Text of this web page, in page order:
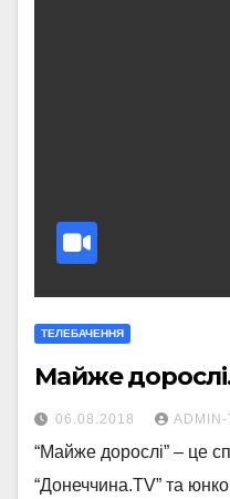
ТЕЛЕБАЧЕННЯ
Майже
06.08.2018 ADMIN-
“Майже дорослі” – це
“Донеччина.TV” та